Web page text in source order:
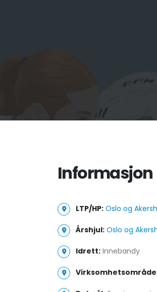
Informasjon
LTP/HP: Oslo og
Årshjul: Oslo og
Idrett: Innebandy